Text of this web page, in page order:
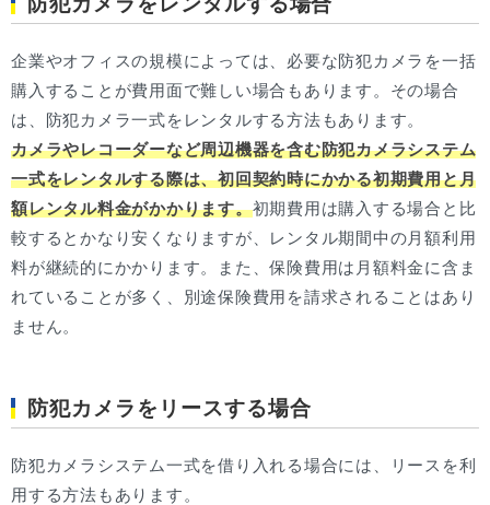
企業やオフィスの規模によっては、必要な防犯カメラを一括
購入することが費用面で難しい場合もあります。その場合
は、防犯カメラ一式をレンタルする方法もあります。
カメラやレコーダーなど周辺機器を含む防犯カメラシステム
一式をレンタルする際は、初回契約時にかかる初期費用と月
額レンタル料金がかかります。初期費用は購入する場合と比
較するとかなり安くなりますが、レンタル期間中の月額利用
料が継続的にかかります。また、保険費用は月額料金に含ま
れていることが多く、別途保険費用を請求されることはあり
ません。
防犯カメラをリースする場合
防犯カメラシステム一式を借り入れる場合には、リースを利
用する方法もあります。